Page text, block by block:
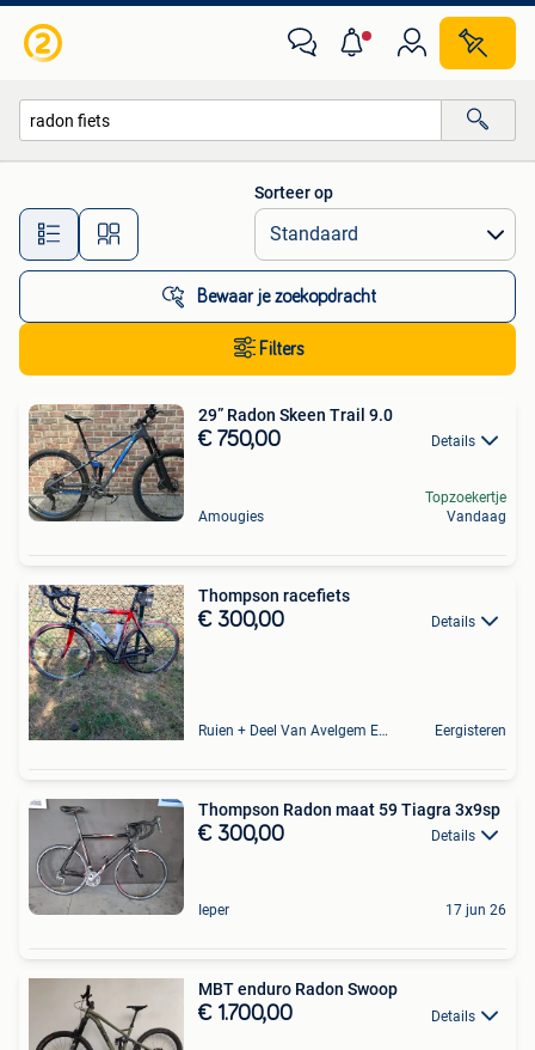
Alle afstanden…
Sorteer op
Bewaar je zoekopdracht
Filters
29” Radon Skeen Trail 9.0
€ 750,00 Details
Amougies
Topzoekertje
Vandaag
Thompson racefiets
€ 300,00 Details
Ruien + Deel Van Avelgem En Waarmaarde Eergisteren
Thompson Radon maat 59 Tiagra 3x9sp
€ 300,00 Details
Ieper 17 jun 26
MBT enduro Radon Swoop
€ 1.700,00 Details